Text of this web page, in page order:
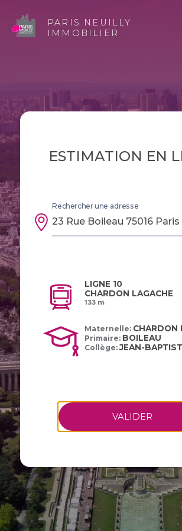
PARIS NEUILLY
IMMOBILIER
ESTIMATION EN
Rechercher une adresse
LIGNE 10
CHARDON LAGACHE
133 m
Maternelle: CHARDON
Primaire: BOILEAU
Collège:JEAN-
VALIDER